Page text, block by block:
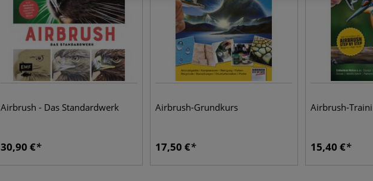
Airbrush - Das Standardwerk
30,90 €
Airbrush-Grundkurs
17,50 €
Airbrush-
15,40 €